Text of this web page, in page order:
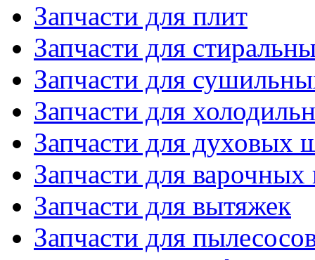
Запчасти для плит
Запчасти для
Запчасти для
Запчасти для
Запчасти для духовых
Запчасти для варочных
Запчасти для вытяжек
Запчасти для